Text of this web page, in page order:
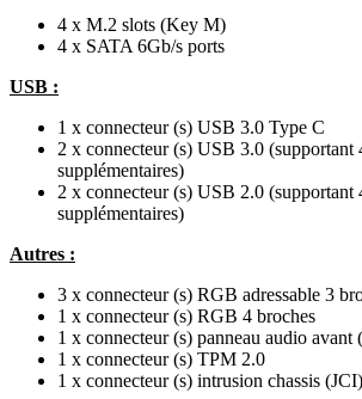
4 x M.2 slots (Key M)
4 x SATA 6Gb/s ports
USB :
1 x connecteur (s) USB 3.0 Type C
2 x connecteur (s) USB 3.0 (supportant
supplémentaires)
2 x connecteur (s) USB 2.0 (supportant
supplémentaires)
Autres :
3 x connecteur (s) RGB adressable 3
1 x connecteur (s) RGB 4 broches
1 x connecteur (s) panneau audio
1 x connecteur (s) TPM 2.0
1 x connecteur (s) intrusion chassis (JCI)